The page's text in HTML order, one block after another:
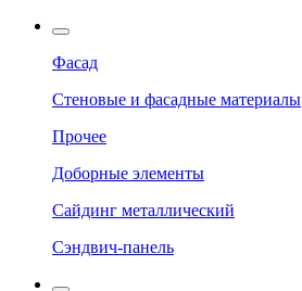
Фасад
Стеновые и фасадные материалы
Прочее
Доборные элементы
Сайдинг металлический
Сэндвич-панель